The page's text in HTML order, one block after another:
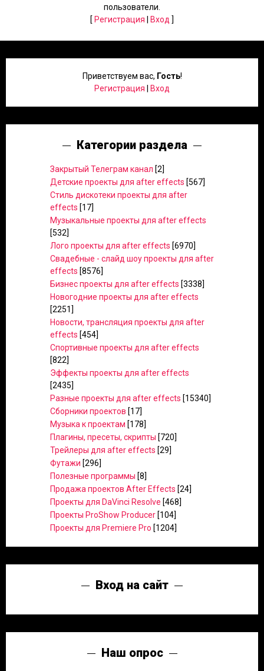
пользователи.
[ Регистрация Вход ]
Приветствуем вас, Гость!
Регистрация
Вход
Категории раздела
Закрытый Телеграм канал [2]
Детские проекты для after effects [567]
Стиль дискотеки проекты для after
effects [17]
Музыкальные проекты для after effects
[532]
Лого проекты для after effects [6970]
Свадебные - слайд шоу проекты для after
effects [8576]
Бизнес проекты для after effects [3338]
Новогодние проекты для after effects
[2251]
Новости, трансляция проекты для after
effects [454]
Спортивные проекты для after effects
[822]
Эффекты проекты для after effects
[2435]
Разные проекты для after effects [15340]
Сборники проектов [17]
Музыка к проектам [178]
Плагины, пресеты, скрипты [720]
Трейлеры для after effects [29]
Футажи [296]
Полезные программы [8]
Продажа проектов After Effects [24]
Проекты для DaVinci Resolve [468]
Проекты ProShow Producer [104]
Проекты для Premiere Pro [1204]
Вход на сайт
Наш опрос